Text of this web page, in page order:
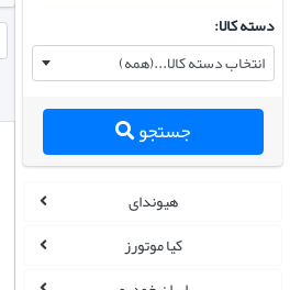
دسته کالا:
انتخاب دسته کالا...(همه)
جستجو
هیوندای
کیا موتورز